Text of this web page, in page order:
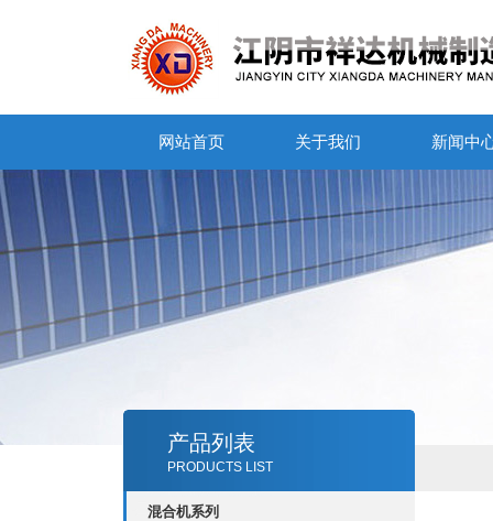
网站首页 关于我们 新闻中
产品列表
PRODUCTS LIST
混合机系列